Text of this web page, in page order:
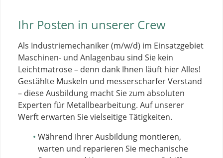
Ihr Posten in unserer Crew
Als Industriemechaniker (m/w/d) im Einsatzgebiet
Maschinen- und Anlagenbau sind Sie kein
Leichtmatrose – denn dank Ihnen läuft hier Alles!
Gestählte Muskeln und messerscharfer Verstand
– diese Ausbildung macht Sie zum absoluten
Experten für Metallbearbeitung. Auf unserer
Werft erwarten Sie vielseitige Tätigkeiten.
Während Ihrer Ausbildung montieren,
warten und reparieren Sie mechanische